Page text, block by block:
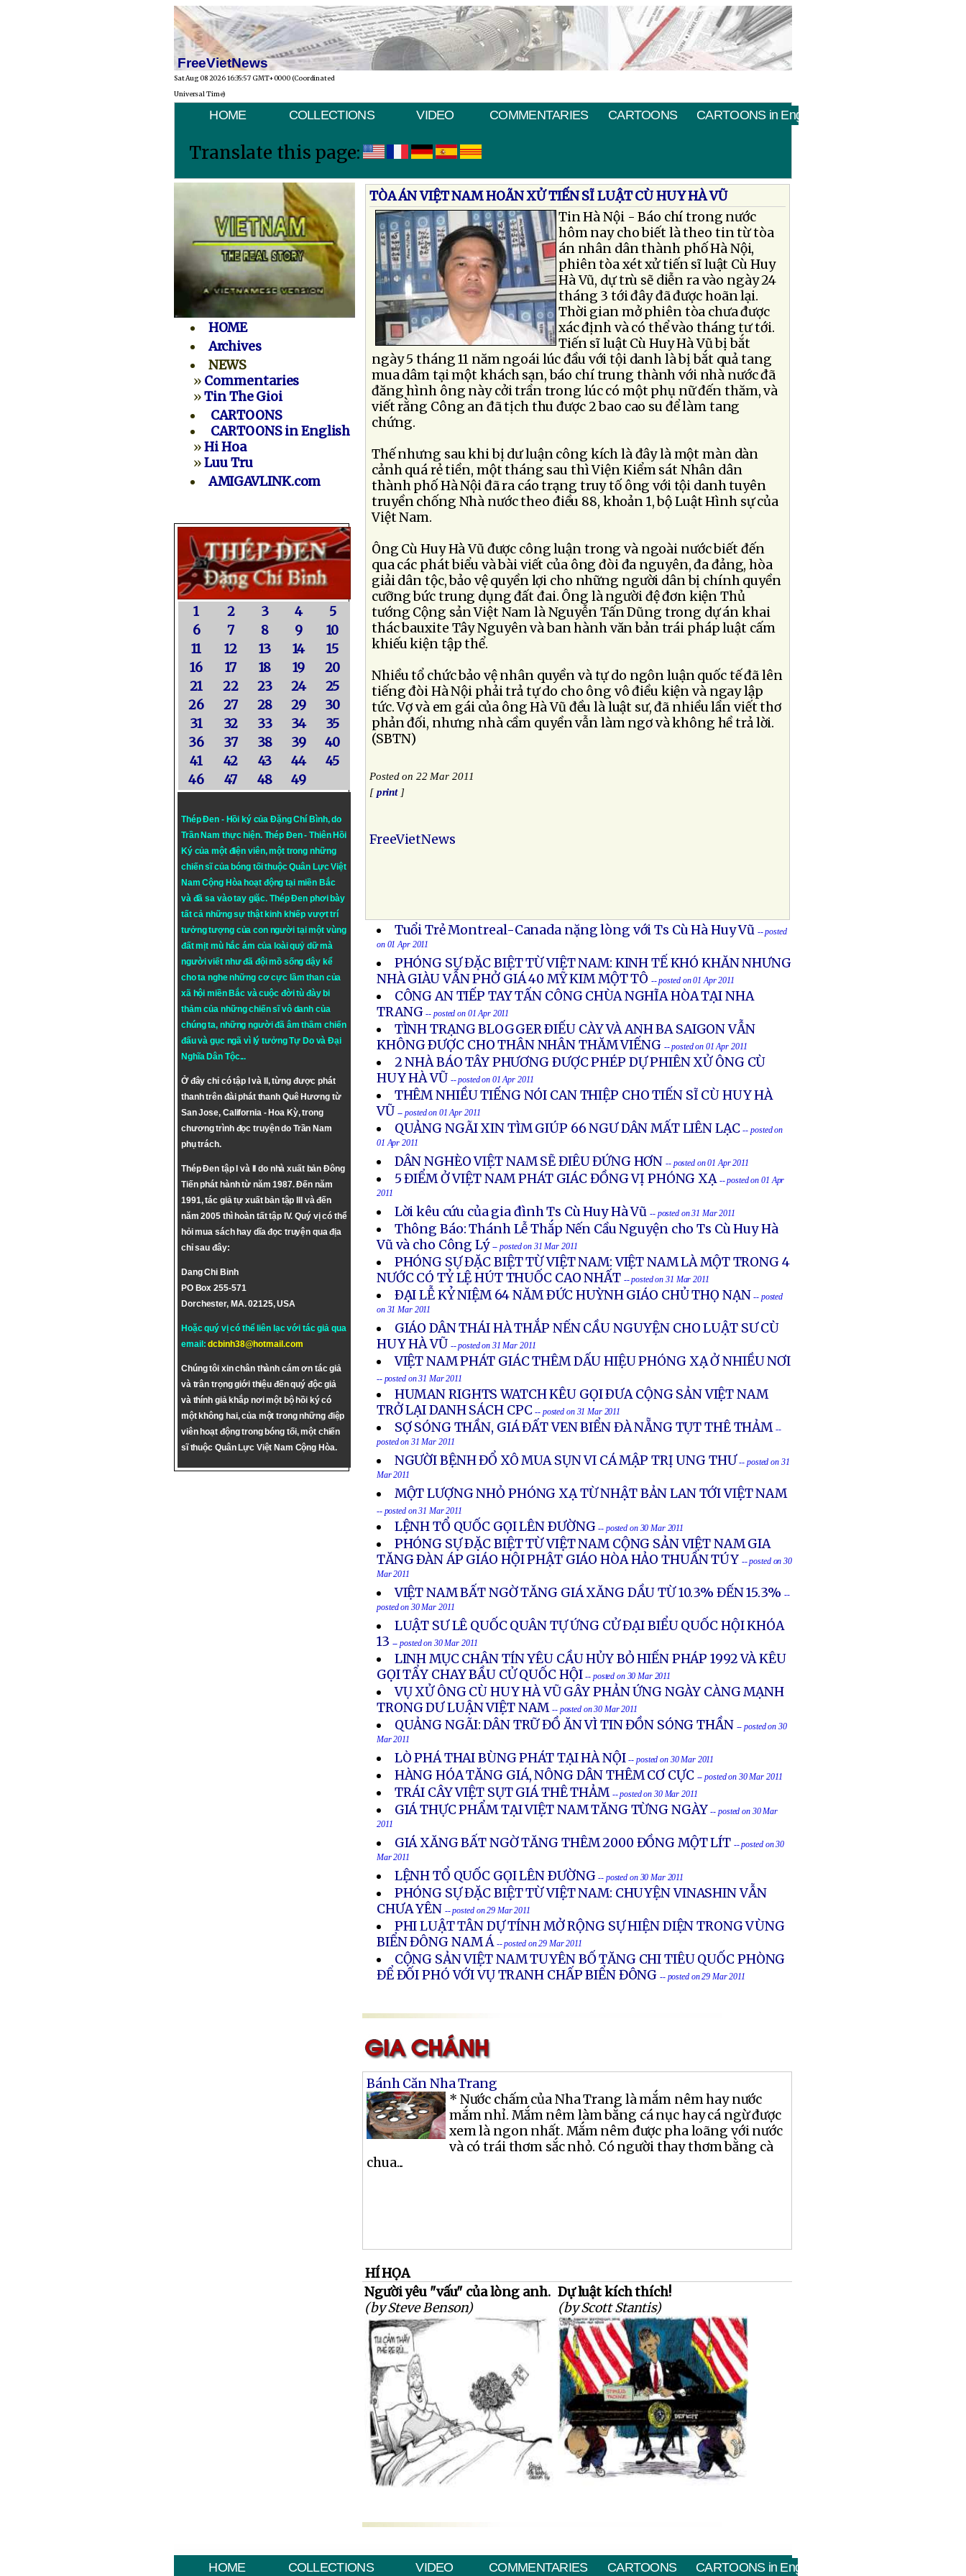
FreeVietNews
Sat Aug 08 2026 16:35:57 GMT+0000 (Coordinated
Universal Time)
HOME COLLECTIONS VIDEO COMMENTARIES CARTOONS CARTOONS in English
Translate this page:
HOME
Archives
NEWS
» Commentaries
»Tin The Gioi
CARTOONS
CARTOONS in English
»Hi Hoa
»Luu Tru
AMIGAVLINK.com
1 2 3 4
5
6
7 8 9
10
11
12 13 14
15
16
17 18 19
20
21
22 23 24
25
26
27 28 29
30
31
32 33 34
35
36
37 38 39
40
41
42 43 44
45
46
47 48 49
Thép Đen - Hồi ký của Đặng Chí Bình, do
Trần Nam thực hiện. Thép Đen- Thiên Hồi
Ký của một điện viên, một trong những
chiến sĩ của bóng tối thuộc Quân Lực Việt
Nam Cộng Hòa hoạt động tại miền Bắc
và đã sa vào tay giặc. Thép Đen phơi bày
tất cả những sự thật kinh khiếp vượt trí
tưởng tượng của con người tại một vùng
đất mịt mù hắc ám của loài quỷ dữ mà
người viết như đã đội mồ sống dậy kể
cho ta nghe những cơ cực lầm than của
xã hội miền Bắc và cuộc đời tù đày bi
thảm của những chiến sĩ vô danh của
chúng ta, những người đã âm thầm chiến
đấu và gục ngã vì lý tưởngTự DovàĐại
Nghĩa Dân Tộc...
Ở đây chỉ có tập I và II, từng được phát
thanh trên đài phát thanh Quê Hương từ
San Jose, California - Hoa Kỳ, trong
chương trình đọc truyện do Trần Nam
phụ trách.
Thép Đen tập I và II do nhà xuất bản Đông
Tiến phát hành từ năm 1987. Đến năm
1991, tác giả tự xuất bản tập III và đến
năm 2005 thì hoàn tất tập IV. Quý vị có thể
hỏi mua sách hay dĩa đọc truyện qua địa
chỉ sau đây:
Dang Chi Binh
PO Box 255-571
Dorchester, MA. 02125, USA
Hoặc quý vị có thể liên lạc với tác giả qua
email:dcbinh38@hotmail.com
Chúng tôi xin chân thành cám ơn tác giả
và trân trọng giới thiệu đến quý độc giả
và thính giả khắp nơi một bộ hồi ký có
một không hai, của một trong những điệp
viên hoạt động trong bóng tối, một chiến
sĩ thuộc Quân Lực Việt Nam Cộng Hòa.
TÒA ÁN VIỆT NAM HOÃN XỬ TIẾN SĨ LUẬT CÙ HUY HÀ VŨ
Tin Hà Nội - Báo chí trong nước
hôm nay cho biết là theo tin từ tòa
án nhân dân thành phố Hà Nội,
phiên tòa xét xử tiến sĩ luật Cù Huy
Hà Vũ, dự trù sẽ diễn ra vào ngày 24
tháng 3 tới đây đã được hoãn lại.
Thời gian mở phiên tòa chưa được
xác định và có thể vào tháng tư tới.
Tiến sĩ luật Cù Huy Hà Vũ bị bắt
ngày 5 tháng 11 năm ngoái lúc đầu với tội danh là bị bắt quả tang
mua dâm tại một khách sạn, báo chí trung thành với nhà nước đã
đăng hình ông này cởi trần trong lúc có một phụ nữ đến thăm, và
viết rằng Công an đã tịch thu được 2 bao cao su để làm tang
chứng.
Thế nhưng sau khi bị dư luận công kích là đây là một màn dàn
cảnh quá rẻ tiền, một tháng sau thì Viện Kiểm sát Nhân dân
thành phố Hà Nội đã ra cáo trạng truy tố ông với tội danh tuyên
truyền chống Nhà nước theo điều 88, khoản 1, bộ Luật Hình sự của
Việt Nam.
Ông Cù Huy Hà Vũ được công luận trong và ngoài nước biết đến
qua các phát biểu và bài viết của ông đòi đa nguyên, đa đảng, hòa
giải dân tộc, bảo vệ quyền lợi cho những người dân bị chính quyền
cưỡng bức trung dụng đất đai. Ông là người đệ đơn kiện Thủ
tướng Cộng sản Việt Nam là Nguyễn Tấn Dũng trong dự án khai
thác bauxite Tây Nguyên và ban hành văn bản trái pháp luật cấm
khiếu kiện tập thể.
Nhiều tổ chức bảo vệ nhân quyền và tự do ngôn luận quốc tế đã lên
tiếng đòi Hà Nội phải trả tự do cho ông vô điều kiện và ngay lập
tức. Vợ và em gái của ông Hà Vũ đều là luật sư, đã nhiều lần viết thơ
phản đối, nhưng nhà cầm quyền vẫn làm ngơ và không hề trả lời.
(SBTN)
Posted on 22 Mar 2011
[print]
FreeVietNews
Tuổi Trẻ Montreal-Canada nặng lòng với Ts Cù Hà Huy Vũ -- posted
on 01 Apr 2011
PHÓNG SỰ ĐẶC BIỆT TỪ VIỆT NAM: KINH TẾ KHÓ KHĂN NHƯNG
NHÀ GIÀU VẪN PHỞ GIÁ 40 MỸ KIM MỘT TÔ -- posted on 01 Apr 2011
CÔNG AN TIẾP TAY TẤN CÔNG CHÙA NGHĨA HÒA TẠI NHA
TRANG -- posted on 01 Apr 2011
TÌNH TRẠNG BLOGGER ÐIẾU CÀY VÀ ANH BA SAIGON VẪN
KHÔNG ÐƯỢC CHO THÂN NHÂN THĂM VIẾNG -- posted on 01 Apr 2011
2 NHÀ BÁO TÂY PHƯƠNG ÐƯỢC PHÉP DỰ PHIÊN XỬ ÔNG CÙ
HUY HÀ VŨ -- posted on 01 Apr 2011
THÊM NHIỀU TIẾNG NÓI CAN THIỆP CHO TIẾN SĨ CÙ HUY HÀ
VŨ -- posted on 01 Apr 2011
QUẢNG NGÃI XIN TÌM GIÚP 66 NGƯ DÂN MẤT LIÊN LẠC -- posted on
01 Apr 2011
DÂN NGHÈO VIỆT NAM SẼ ĐIÊU ĐỨNG HƠN -- posted on 01 Apr 2011
5 ĐIỂM Ở VIỆT NAM PHÁT GIÁC ĐỒNG VỊ PHÓNG XẠ -- posted on 01 Apr
2011
Lời kêu cứu của gia đình Ts Cù Huy Hà Vũ-- posted on 31 Mar 2011
Thông Báo: Thánh Lễ Thắp Nến Cầu Nguyện cho Ts Cù Huy Hà
Vũ và cho Công Lý -- posted on 31 Mar 2011
PHÓNG SỰ ĐẶC BIỆT TỪ VIỆT NAM: VIỆT NAM LÀ MỘT TRONG 4
NƯỚC CÓ TỶ LỆ HÚT THUỐC CAO NHẤT -- posted on 31 Mar 2011
ÐẠI LỄ KỶ NIỆM 64 NĂM ÐỨC HUỲNH GIÁO CHỦ THỌ NẠN-- posted
on 31 Mar 2011
GIÁO DÂN THÁI HÀ THẮP NẾN CẦU NGUYỆN CHO LUẬT SƯ CÙ
HUY HÀ VŨ -- posted on 31 Mar 2011
VIỆT NAM PHÁT GIÁC THÊM DẤU HIỆU PHÓNG XẠ Ở NHIỀU NƠI
-- posted on 31 Mar 2011
HUMAN RIGHTS WATCH KÊU GỌI ÐƯA CỘNG SẢN VIỆT NAM
TRỞ LẠI DANH SÁCH CPC -- posted on 31 Mar 2011
SỢ SÓNG THẦN, GIÁ ĐẤT VEN BIỂN ĐÀ NẴNG TỤT THÊ THẢM --
posted on 31 Mar 2011
NGƯỜI BỆNH ĐỔ XÔ MUA SỤN VI CÁ MẬP TRỊ UNG THƯ -- posted on 31
Mar 2011
MỘT LƯỢNG NHỎ PHÓNG XẠ TỪ NHẬT BẢN LAN TỚI VIỆT NAM
-- posted on 31 Mar 2011
LỆNH TỔ QUỐC GỌI LÊN ÐƯỜNG -- posted on 30 Mar 2011
PHÓNG SỰ ÐẶC BIỆT TỪ VIỆT NAM CỘNG SẢN VIỆT NAM GIA
TĂNG ÐÀN ÁP GIÁO HỘI PHẬT GIÁO HÒA HẢO THUẦN TÚY -- posted on 30
Mar 2011
VIỆT NAM BẤT NGỜ TĂNG GIÁ XĂNG DẦU TỪ 10.3% ĐẾN 15.3% --
posted on 30 Mar 2011
LUẬT SƯ LÊ QUỐC QUÂN TỰ ỨNG CỬ ĐẠI BIỂU QUỐC HỘI KHÓA
13 -- posted on 30 Mar 2011
LINH MỤC CHÂN TÍN YÊU CẦU HỦY BỎ HIẾN PHÁP 1992 VÀ KÊU
GỌI TẨY CHAY BẦU CỬ QUỐC HỘI-- posted on 30 Mar 2011
VỤ XỬ ÔNG CÙ HUY HÀ VŨ GÂY PHẢN ỨNG NGÀY CÀNG MẠNH
TRONG DƯ LUẬN VIỆT NAM-- posted on 30 Mar 2011
QUẢNG NGÃI: DÂN TRỮ ĐỒ ĂN VÌ TIN ĐỒN SÓNG THẦN -- posted on 30
Mar 2011
LÒ PHÁ THAI BÙNG PHÁT TẠI HÀ NỘI -- posted on 30 Mar 2011
HÀNG HÓA TĂNG GIÁ, NÔNG DÂN THÊM CƠ CỰC -- posted on 30 Mar 2011
TRÁI CÂY VIỆT SỤT GIÁ THÊ THẢM -- posted on 30 Mar 2011
GIÁ THỰC PHẨM TẠI VIỆT NAM TĂNG TỪNG NGÀY -- posted on 30 Mar
2011
GIÁ XĂNG BẤT NGỜ TĂNG THÊM 2000 ĐỒNG MỘT LÍT -- posted on 30
Mar 2011
LỆNH TỔ QUỐC GỌI LÊN ÐƯỜNG -- posted on 30 Mar 2011
PHÓNG SỰ ĐẶC BIỆT TỪ VIỆT NAM: CHUYỆN VINASHIN VẪN
CHƯA YÊN -- posted on 29 Mar 2011
PHI LUẬT TÂN DỰ TÍNH MỞ RỘNG SỰ HIỆN DIỆN TRONG VÙNG
BIỂN ĐÔNG NAM Á -- posted on 29 Mar 2011
CỘNG SẢN VIỆT NAM TUYÊN BỐ TĂNG CHI TIÊU QUỐC PHÒNG
ĐỂ ĐỐI PHÓ VỚI VỤ TRANH CHẤP BIỂN ĐÔNG -- posted on 29 Mar 2011
Bánh Căn Nha Trang
* Nước chấm của Nha Trang là mắm nêm hay nước
mắm nhỉ. Mắm nêm làm bằng cá nục hay cá ngừ được
xem là ngon nhất. Mắm nêm được pha loãng với nước
và có trái thơm sắc nhỏ. Có người thay thơm bằng cà
chua...
HÍ HỌA
Người yêu "vấu" của lòng anh.
(by Steve Benson)
Dự luật kích thích!
(by Scott Stantis)
HOME COLLECTIONS VIDEO COMMENTARIES CARTOONS CARTOONS in English